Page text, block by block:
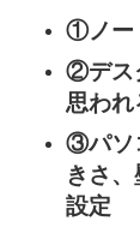
①ノー
②デス
思われ
③パソ
きさ
設定